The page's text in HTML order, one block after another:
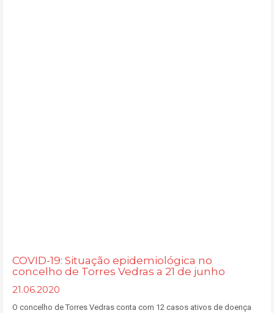
COVID-19: Situação epidemiológica no
concelho de Torres Vedras a 21 de junho
21.06.2020
O concelho de Torres Vedras conta com 12 casos ativos de doença